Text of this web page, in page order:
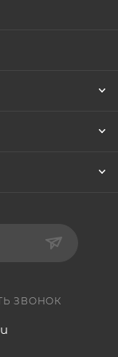
ЗВОНОК